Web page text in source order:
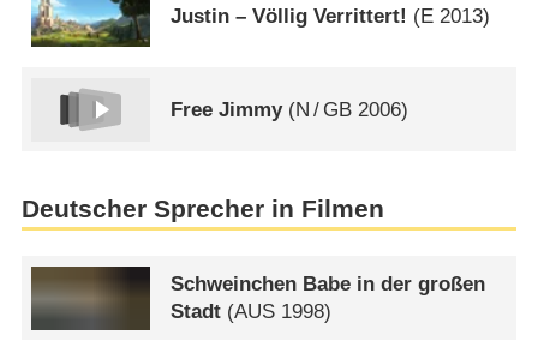
Justin – Völlig Verrittert! (E 2013)
Free Jimmy(N / GB 2006)
Deutscher Sprecher in Filmen
Schweinchen Babe in der großen
Stadt (AUS 1998)